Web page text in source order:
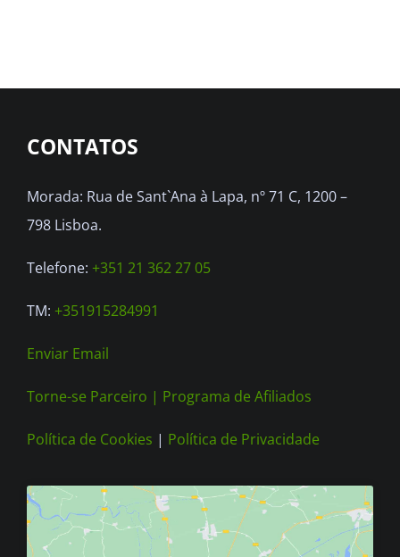
The
may
chosen
on
the
page
CONTATOS
Morada: Rua de Sant`Ana à Lapa, nº 71 C, 1200 –
798 Lisboa.
Telefone: +351 21 362 27 05
TM: +351915284991
Enviar Email
Torne-se Parceiro | Programa de Afiliados
Política de Cookies | Política de Privacidade